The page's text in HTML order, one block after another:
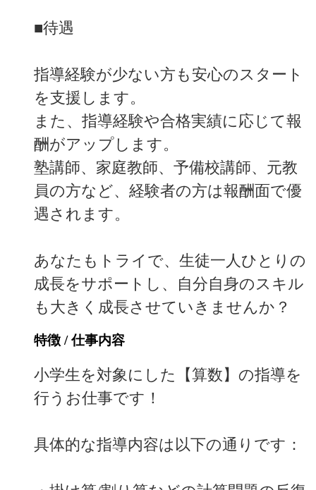
■待遇
指導経験が少ない方も安心のスタート
を支援します。
また、指導経験や合格実績に応じて報
酬がアップします。
塾講師、家庭教師、予備校講師、元教
員の方など、経験者の方は報酬面で優
遇されます。
あなたもトライで、生徒一人ひとりの
成長をサポートし、自分自身のスキル
も大きく成長させていきませんか？
特徴 / 仕事内容
小学生を対象にした【算数】の指導を
行うお仕事です！
具体的な指導内容は以下の通りです：